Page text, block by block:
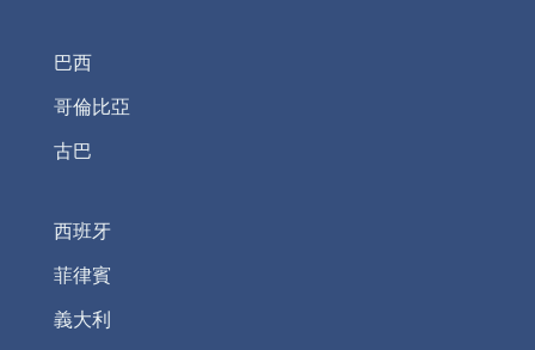
巴西
哥倫比亞
古巴
西班牙
菲律賓
義大利